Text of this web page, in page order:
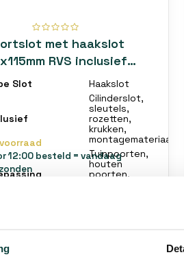
met haakslot
RVS inclusief
en sleutels
Slot Haakslot
Cilinderslot,
sleutels,
rozetten,
krukken,
montagemateriaal
Tuinpoorten,
houten
poorten,
12:00 besteld = vandaag